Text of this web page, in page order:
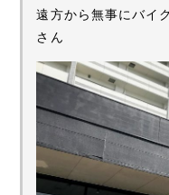
遠方から無事にバイ
さん